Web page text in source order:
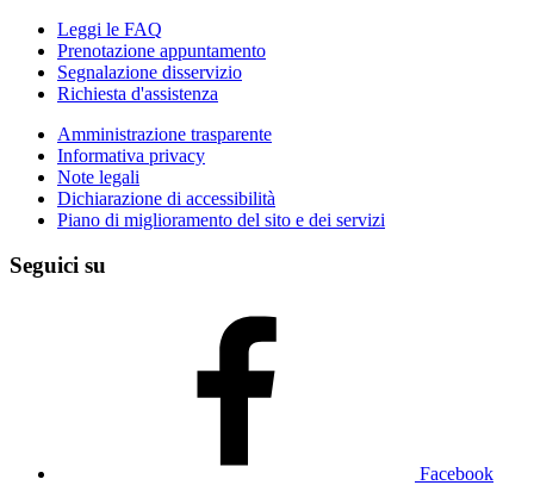
Leggi le FAQ
Prenotazione appuntamento
Segnalazione disservizio
Richiesta d'assistenza
Amministrazione trasparente
Informativa privacy
Note legali
Dichiarazione di accessibilità
Piano di miglioramento del sito e dei servizi
Seguici su
Facebook